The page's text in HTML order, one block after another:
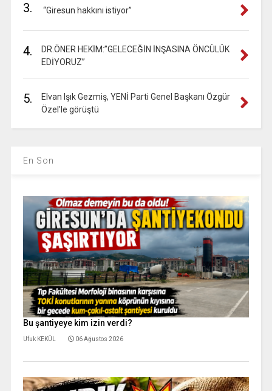
3. “Giresun hakkını istiyor”
4.
DR.ÖNER HEKİM:”GELECEĞİN İNŞASINA ÖNCÜLÜK
EDİYORUZ”
5.
Elvan Işık Gezmiş, YENİ Parti Genel Başkanı Özgür
Özel’le görüştü
En Son
Bu şantiyeye kim izin verdi?
Ufuk KEKÜL 06 Ağustos 2026